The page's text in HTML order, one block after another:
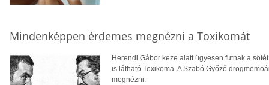
Mindenképpen érdemes megnézni a Toxikomát
Herendi Gábor keze alatt ügyesen futnak a
is látható Toxikoma. A Szabó Győző
megnézni.